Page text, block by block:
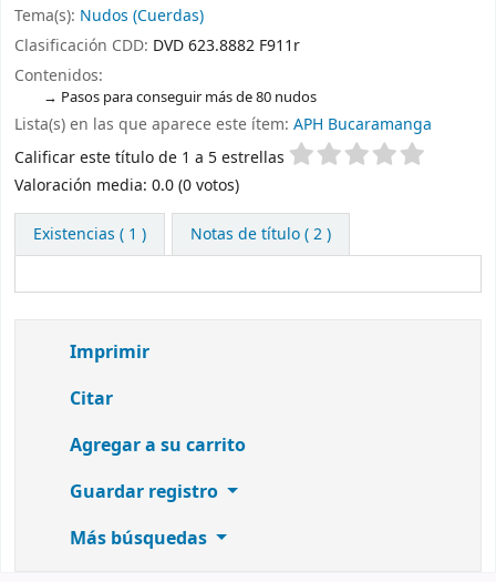
Tema(s): Nudos (Cuerdas)
Clasificación CDD: DVD 623.8882 F911r
Contenidos:
Pasos para conseguir más de 80 nudos
Lista(s) en las que aparece este ítem: APH Bucaramanga
Valoración
Calificar este título de 1 a 5 estrellas
Valoración media: 0.0 (0 votos)
Existencias ( 1 ) Notas de título ( 2 )
Imprimir
Citar
Agregar a su carrito
Guardar registro
Más búsquedas